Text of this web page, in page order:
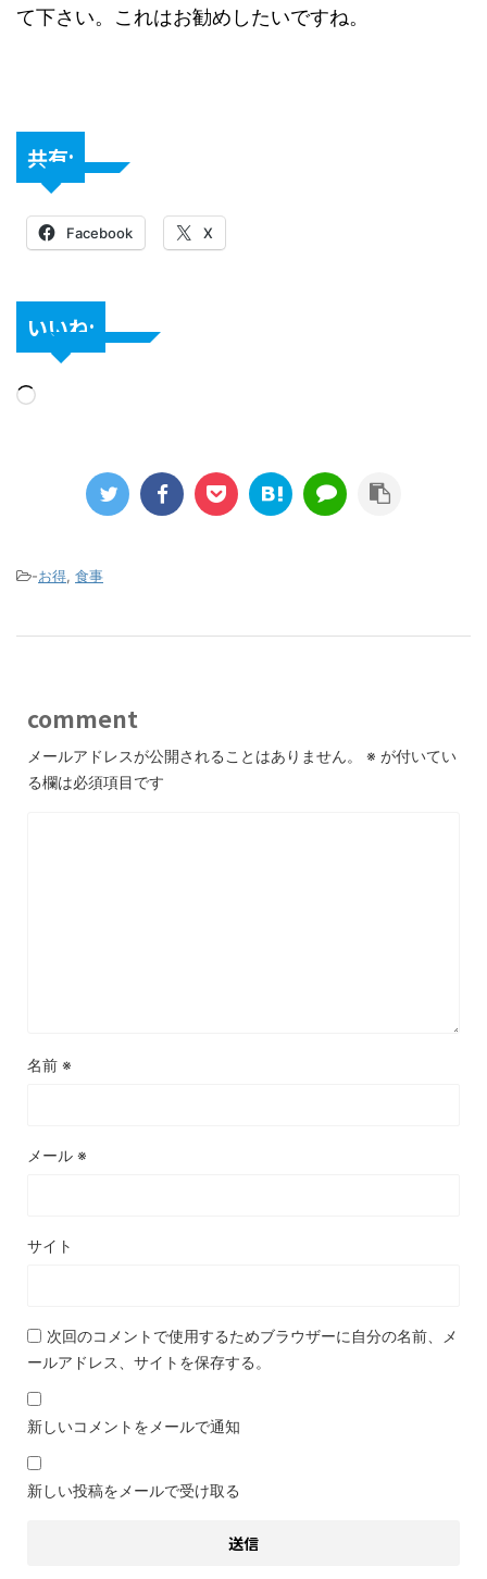
て下さい。これはお勧めしたいですね。
共有:
Facebook X
いいね:
-お得, 食事
comment
メールアドレスが公開されることはありません。 ※ が付いてい
る欄は必須項目です
名前 ※
メール ※
サイト
次回のコメントで使用するためブラウザーに自分の名前、メ
ールアドレス、サイトを保存する。
新しいコメントをメールで通知
新しい投稿をメールで受け取る